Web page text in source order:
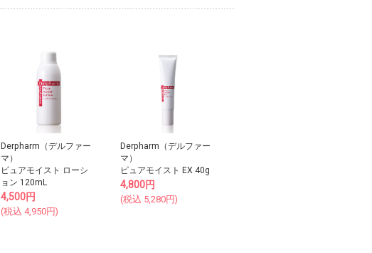
Derpharm（デルファー
マ）
ピュアモイスト ローシ
ョン 120mL
4,500円
(税込 4,950円)
Derpharm（デルファー
マ）
ピュアモイスト EX 40g
4,800円
(税込 5,280円)